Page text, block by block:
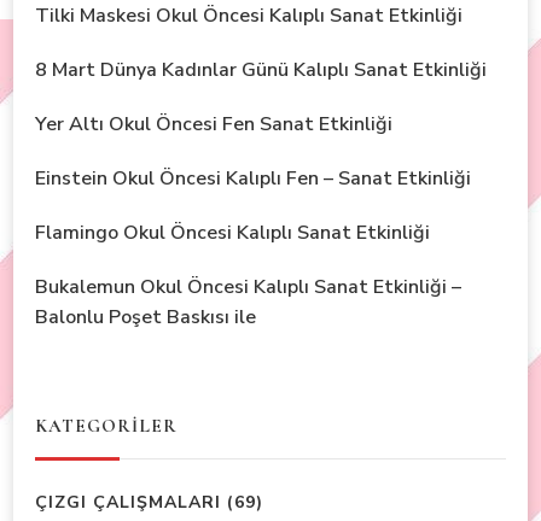
Tilki Maskesi Okul Öncesi Kalıplı Sanat Etkinliği
8 Mart Dünya Kadınlar Günü Kalıplı Sanat Etkinliği
Yer Altı Okul Öncesi Fen Sanat Etkinliği
Einstein Okul Öncesi Kalıplı Fen – Sanat Etkinliği
Flamingo Okul Öncesi Kalıplı Sanat Etkinliği
Bukalemun Okul Öncesi Kalıplı Sanat Etkinliği –
Balonlu Poşet Baskısı ile
KATEGORİLER
ÇIZGI ÇALIŞMALARI (69)